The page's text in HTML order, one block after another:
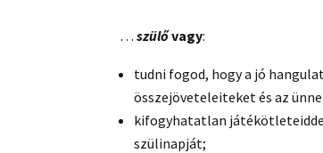
…szülővagy:
tudni fogod, hogy a jó
összejöveteleiteket és az
kifogyhatatlan
szülinapját;